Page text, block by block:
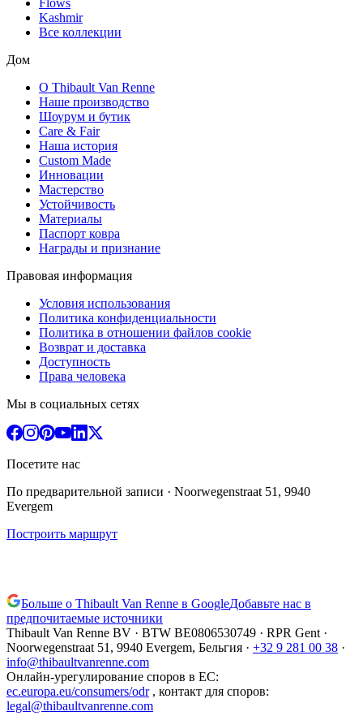
Kashmir
Все коллекции
Дом
О Thibault Van Renne
Наше производство
Шоурум и бутик
Care & Fair
Наша история
Custom Made
Инновации
Мастерство
Устойчивость
Материалы
Паспорт ковра
Награды и признание
Правовая информация
Условия использования
Политика конфиденциальности
Политика в отношении файлов cookie
Возврат и доставка
Доступность
Права человека
Мы в социальных сетях
Посетите нас
По предварительной записи · Noorwegenstraat 51, 9940
Evergem
Построить маршрут
Больше о Thibault Van Renne в GoogleДобавьте нас в
предпочитаемые источники
Thibault Van Renne BV · BTW BE0806530749 · RPR Gent ·
Noorwegenstraat 51, 9940 Evergem, Бельгия · +32 9 281 00 38 ·
info@thibaultvanrenne.com
Онлайн-урегулирование споров в ЕС:
ec.europa.eu/consumers/odr , контакт для споров:
legal@thibaultvanrenne.com